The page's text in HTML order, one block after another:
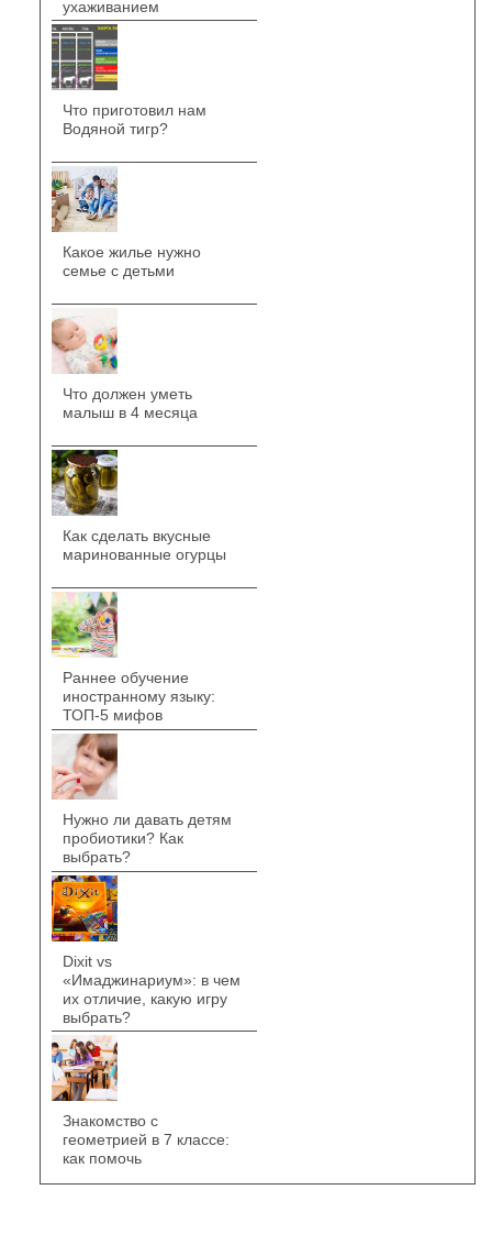
ухаживанием
Что приготовил нам
Водяной тигр?
Какое жилье нужно
семье с детьми
Что должен уметь
малыш в 4 месяца
Как сделать вкусные
маринованные огурцы
Раннее обучение
иностранному языку:
ТОП-5 мифов
Нужно ли давать детям
пробиотики? Как
выбрать?
Dixit vs
«Имаджинариум»: в чем
их отличие, какую игру
выбрать?
Знакомство с
геометрией в 7 классе:
как помочь